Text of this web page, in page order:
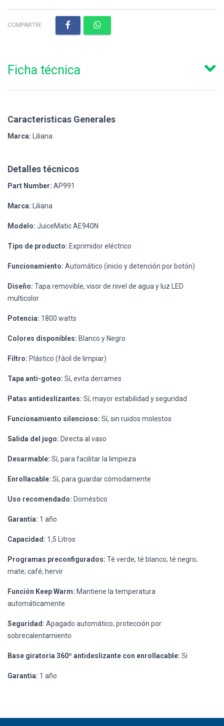
COMPARTIR:
Ficha técnica
Caracteristicas Generales
Marca: Liliana
Detalles técnicos
Part Number: AP991
Marca: Liliana
Modelo: JuiceMatic AE940N
Tipo de producto: Exprimidor eléctrico
Funcionamiento: Automático (inicio y detención por botón)
Diseño: Tapa removible, visor de nivel de agua y luz LED
multicolor
Potencia: 1800 watts
Colores disponibles: Blanco y Negro
Filtro: Plástico (fácil de limpiar)
Tapa anti-goteo: Sí, evita derrames
Patas antideslizantes: Sí, mayor estabilidad y seguridad
Funcionamiento silencioso: Sí, sin ruidos molestos
Salida del jugo: Directa al vaso
Desarmable: Sí, para facilitar la limpieza
Enrollacable: Sí, para guardar cómodamente
Uso recomendado: Doméstico
Garantía: 1 año
Capacidad: 1,5 Litros
Programas preconfigurados: Té verde; té blanco; té negro;
mate; café; hervir
Función Keep Warm: Mantiene la temperatura
automáticamente
Seguridad: Apagado automático; protección por
sobrecalentamiento
Base giratoria 360º antideslizante con enrollacable: Si
Garantia: 1 año